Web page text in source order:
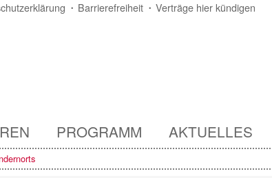
Barrierefreiheit Verträge hier kündigen
PROGRAMM AKTUELLES